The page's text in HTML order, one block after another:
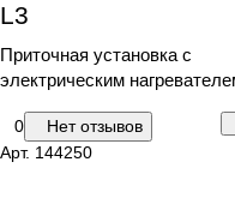
L3
Приточная установка с
электрическим
0
Нет отзывов
Арт. 144250